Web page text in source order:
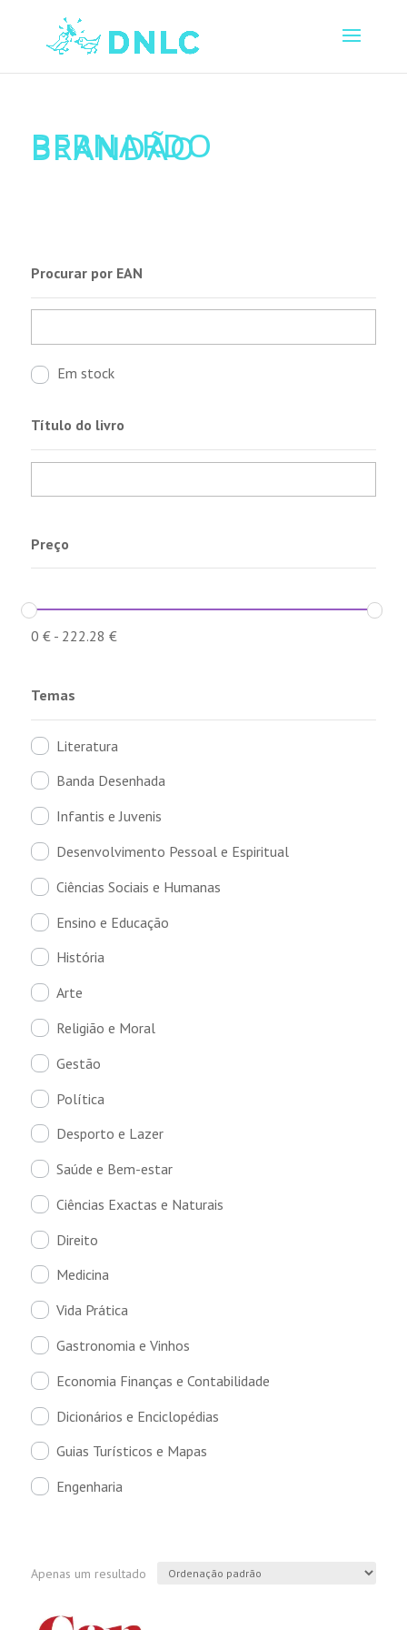
BERNARDO
BRANDÃO
Procurar por EAN
Em stock
Título do livro
Preço
0 €- 222.28 €
Temas
Literatura
Banda Desenhada
Infantis e Juvenis
Desenvolvimento Pessoal e Espiritual
Ciências Sociais e Humanas
Ensino e Educação
História
Arte
Religião e Moral
Gestão
Política
Desporto e Lazer
Saúde e Bem-estar
Ciências Exactas e Naturais
Direito
Medicina
Vida Prática
Gastronomia e Vinhos
Economia Finanças e Contabilidade
Dicionários e Enciclopédias
Guias Turísticos e Mapas
Engenharia
Apenas um resultado